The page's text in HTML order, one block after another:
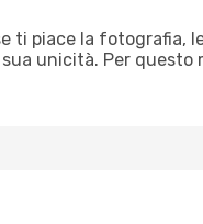
ti piace la fotografia,
unicità. Per questo